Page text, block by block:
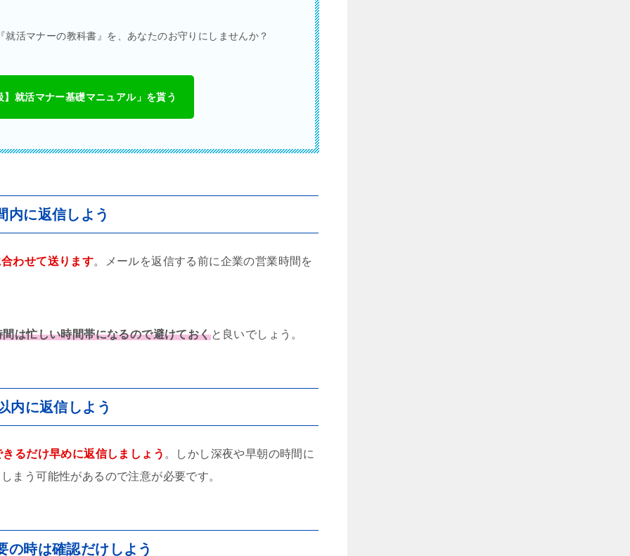
活マナーの教科書』を、あなたのお守りにしませんか？
就活マナー基礎マニュアル」を貰う
内に返信しよう
わせて送ります。メールを返信する前に企業の営業時間を
は忙しい時間帯になるので避けておくと良いでしょう。
内に返信しよう
るだけ早めに返信しましょう 。しかし深夜や早朝の時間に
まう可能性があるので注意が必要です。
の時は確認だけしよう